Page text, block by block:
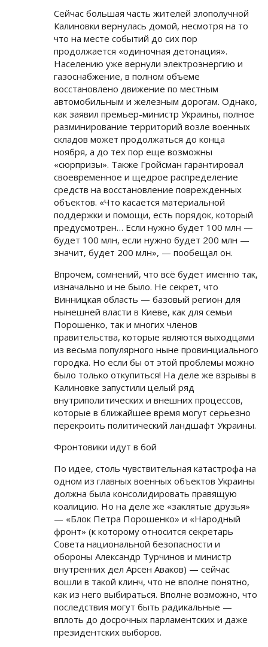
Сейчас большая часть жителей злополучной
Калиновки вернулась домой, несмотря на то
что на месте событий до сих пор
продолжается «одиночная детонация».
Населению уже вернули электроэнергию и
газоснабжение, в полном объеме
восстановлено движение по местным
автомобильным и железным дорогам. Однако,
как заявил премьер-министр Украины, полное
разминирование территорий возле военных
складов может продолжаться до конца
ноября, а до тех пор еще возможны
«сюрпризы». Также Гройсман гарантировал
своевременное и щедрое распределение
средств на восстановление поврежденных
объектов. «Что касается материальной
поддержки и помощи, есть порядок, который
предусмотрен… Если нужно будет 100 млн —
будет 100 млн, если нужно будет 200 млн —
значит, будет 200 млн», — пообещал он.
Впрочем, сомнений, что всё будет именно так,
изначально и не было. Не секрет, что
Винницкая область — базовый регион для
нынешней власти в Киеве, как для семьи
Порошенко, так и многих членов
правительства, которые являются выходцами
из весьма популярного ныне провинциального
городка. Но если бы от этой проблемы можно
было только откупиться! На деле же взрывы в
Калиновке запустили целый ряд
внутриполитических и внешних процессов,
которые в ближайшее время могут серьезно
перекроить политический ландшафт Украины.
Фронтовики идут в бой
По идее, столь чувствительная катастрофа на
одном из главных военных объектов Украины
должна была консолидировать правящую
коалицию. Но на деле же «заклятые друзья»
— «Блок Петра Порошенко» и «Народный
фронт» (к которому относится секретарь
Совета национальной безопасности и
обороны Александр Турчинов и министр
внутренних дел Арсен Аваков) — сейчас
вошли в такой клинч, что не вполне понятно,
как из него выбираться. Вполне возможно, что
последствия могут быть радикальные —
вплоть до досрочных парламентских и даже
президентских выборов.